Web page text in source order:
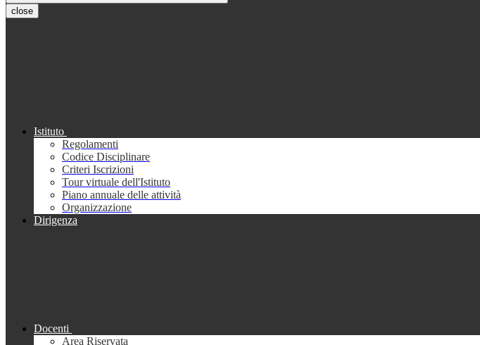
close
Istituto
Regolamenti
Codice Disciplinare
Criteri Iscrizioni
Tour virtuale dell'Istituto
Piano annuale delle attività
Organizzazione
Dirigenza
Docenti
Area Riservata